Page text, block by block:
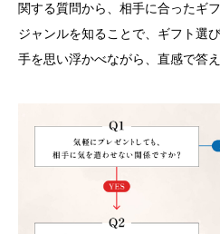
関する質問から、相手に合ったギ
ジャンルを知ることで、ギフト選
手を思い浮かべながら、直感で答